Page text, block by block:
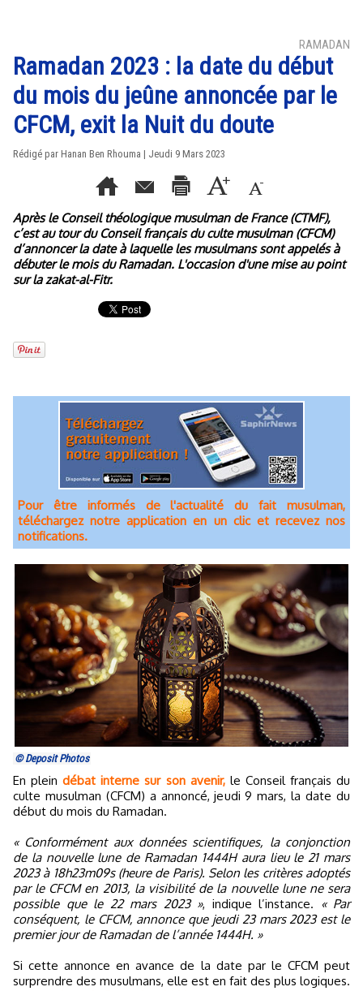
RAMADAN
Ramadan 2023 : la date du début
du mois du jeûne annoncée par le
CFCM, exit la Nuit du doute
Rédigé par Hanan Ben Rhouma | Jeudi 9 Mars 2023
Après le Conseil théologique musulman de France (CTMF),
c’est au tour du Conseil français du culte musulman (CFCM)
d’annoncer la date à laquelle les musulmans sont appelés à
débuter le mois du Ramadan. L'occasion d'une mise au point
sur la zakat-al-Fitr.
Pour être informés de l'actualité du fait musulman,
téléchargez notre application en un clic et recevez nos
notifications.
© Deposit Photos
En pleindébat interne sur son avenir,le Conseil français du
culte musulman (CFCM) a annoncé, jeudi 9 mars, la date du
début du mois du Ramadan.
« Conformément aux données scientifiques, la conjonction
de la nouvelle lune de Ramadan 1444H aura lieu le 21 mars
2023 à 18h23m09s (heure de Paris). Selon les critères adoptés
par le CFCM en 2013, la visibilité de la nouvelle lune ne sera
possible que le 22 mars 2023 », indique l’instance.
« Par
conséquent, le CFCM, annonce que jeudi 23 mars 2023 est le
premier jour de Ramadan de l’année 1444H. »
Si cette annonce en avance de la date par le CFCM peut
surprendre des musulmans, elle est en fait des plus logiques.